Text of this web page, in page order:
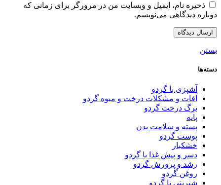
ذخیره نام، ایمیل و وبسایت من در مرورگر برای زمانی که
دوباره دیدگاهی می‌نویسم.
بستن
دسته‌ها
آشپزی با گردو
آفات و مشکلات درخت و میوه گردو
برگ درخت گردو
پایه
پسته و سلامت بدن
پوست گردو
خشکبار
دسر و پیش غذا با گردو
رشد و پرورش گردو
روغن گردو
شیرینی با گردو